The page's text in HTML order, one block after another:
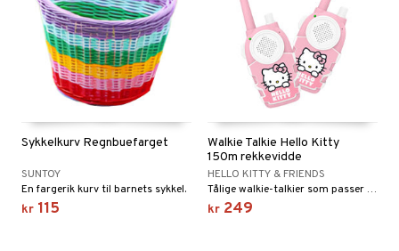
Sykkelkurv Regnbuefarget
SUNTOY
En fargerik kurv til barnets sykkel.
kr 115
Walkie Talkie Hello Kitty
150m rekkevidde
HELLO KITTY & FRIENDS
Tålige walkie-talkier som passer til ulike eventyr!
kr 249
Mario